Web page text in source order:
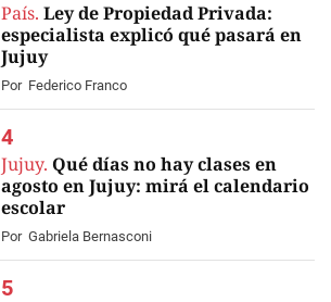
País. Ley de Propiedad Privada:
especialista explicó qué pasará en
Jujuy
Por Federico Franco
Jujuy. Qué días no hay clases en
agosto en Jujuy: mirá el calendario
escolar
Por Gabriela Bernasconi